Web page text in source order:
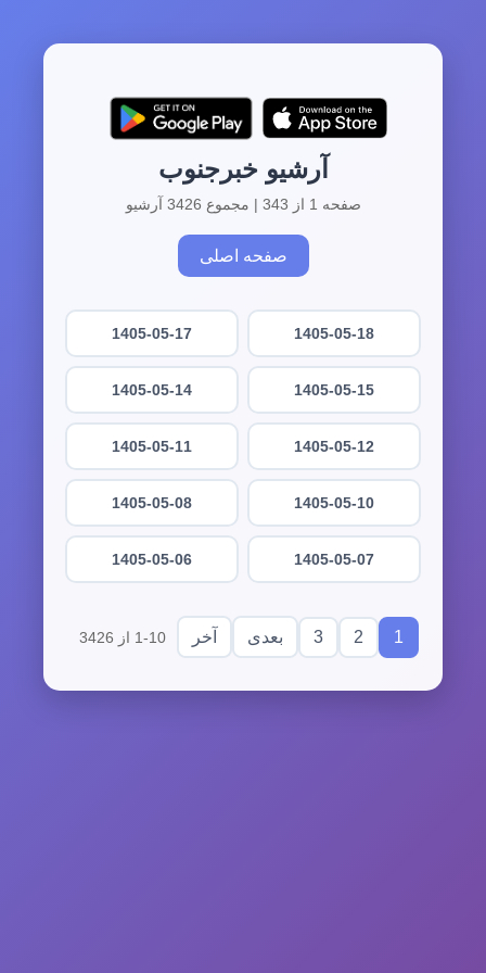
آرشیو خبرجنوب
صفحه 1 از 343 | مجموع 3426 آرشیو
صفحه اصلی
1405-05-18
1405-05-17
1405-05-15
1405-05-14
1405-05-12
1405-05-11
1405-05-10
1405-05-08
1405-05-07
1405-05-06
1
2
3 بعدی آخر 1-10 از 3426